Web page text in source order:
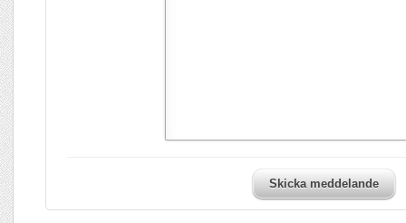
Skicka meddelande